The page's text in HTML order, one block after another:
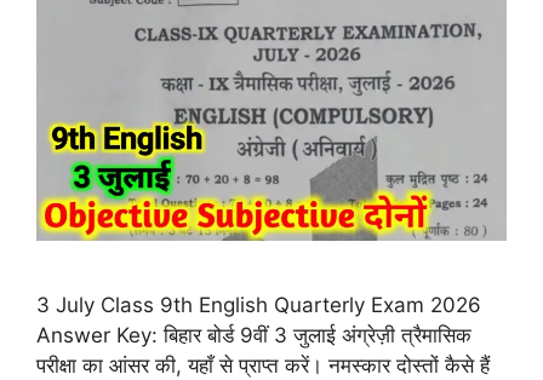
3 July Class 9th English Quarterly Exam 2026
Answer Key: बिहार बोर्ड 9वीं 3 जुलाई अंग्रेज़ी त्रैमासिक
परीक्षा का आंसर की, यहाँ से प्राप्त करें। नमस्कार दोस्तों कैसे हैं